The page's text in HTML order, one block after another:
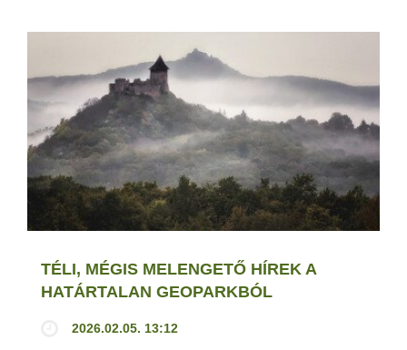
TÉLI, MÉGIS MELENGETŐ HÍREK A
HATÁRTALAN GEOPARKBÓL
2026.02.05. 13:12